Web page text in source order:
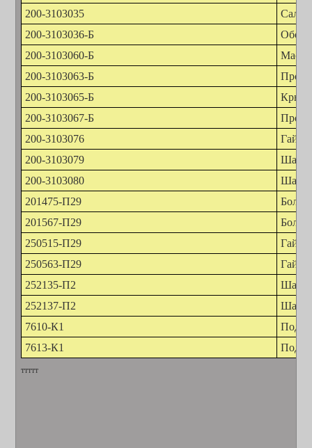
200-3103035
200-3103036-Б
200-3103060-Б
200-3103063-Б
200-3103065-Б
200-3103067-Б
200-3103076
Гайка
200-3103079
200-3103080
201475-П29
Болт
201567-П29
Болт
250515-П29
250563-П29
252135-П2
252137-П2
7610-К1
7613-К1
ттттт